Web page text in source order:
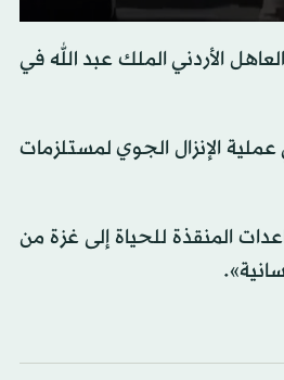
الأردني الملك عبد الله في
الإنزال الجوي لمستلزمات
المنقذة للحياة إلى غزة من